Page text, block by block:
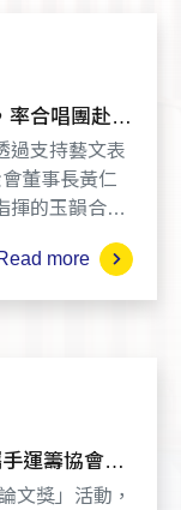
率合唱團赴日
過支持藝文表
董事長黃仁
揮的玉韻合唱
，讓美妙的歌
more
運籌協會加
文獎」活動，